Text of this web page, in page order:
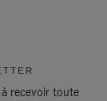
recevoir toute